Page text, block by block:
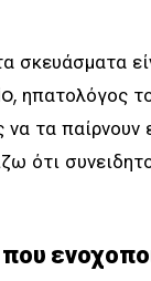
σκευάσματα
ηπατολόγος
τα παίρνουν
ότι